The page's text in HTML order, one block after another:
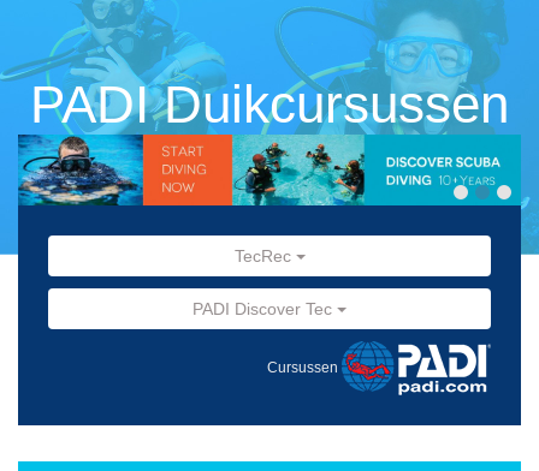
PADI Duikcursussen
TecRec
PADI Discover Tec
Cursussen